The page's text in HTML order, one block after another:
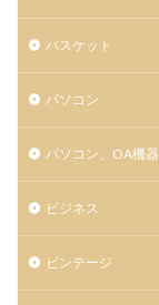
バスケット
パソコン
パソコン、OA機器
ビジネス
ビンテージ